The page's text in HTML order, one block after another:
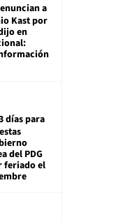
a
Kast por
en
días para
del PDG
feriado el